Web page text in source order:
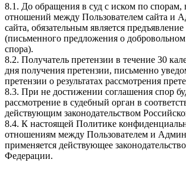
8.1. До обращения в суд с иском по
отношений между Пользователем сайта и
сайта, обязательным является
(письменного предложения о
спора).
8.2. Получатель претензии в течение 30
дня получения претензии, письменно
претензии о результатах рассмотрения
8.3. При не достижении соглашения спор
рассмотрение в судебный орган в
действующим законодательством
8.4. К настоящей Политике
отношениям между Пользователем и
применяется действующее
Федерации.